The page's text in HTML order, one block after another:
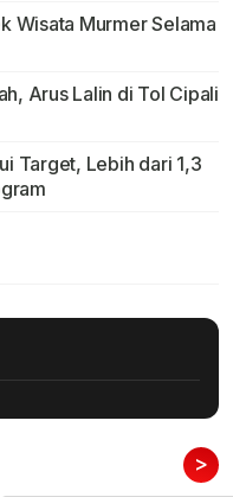
Wisata Murmer Selama
Arus Lalin di Tol Cipali
Target, Lebih dari 1,3
>